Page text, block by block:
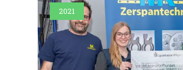
2021